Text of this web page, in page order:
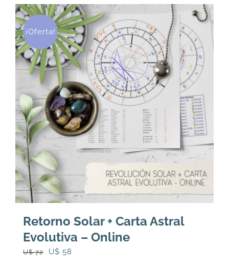
U$
72.
U$
58.
¡Oferta!
Retorno Solar + Carta Astral
Evolutiva – Online
U$72
El
U$ 58